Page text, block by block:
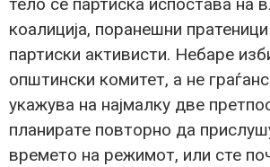
тело се партиска испостава на
коалиција, поранешни
партиски активисти. Небаре
општински комитет, а не
укажува на најмалку две
планирате повторно да
времето на режимот, или сте